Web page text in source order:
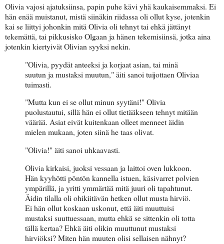
Olivia vajosi ajatuksiinsa, papin puhe kävi yhä kaukaisemmaksi. Ei
hän enää muistanut, mistä siinäkin riidassa oli ollut kyse, jotenkin
kai se liittyi johonkin mitä Olivia oli tehnyt tai ehkä jättänyt
tekemättä, tai pikkusisko Olgaan ja hänen tekemisiinsä, jotka aina
jotenkin kiertyivät Olivian syyksi nekin.
"Olivia, pyydät anteeksi ja korjaat asian, tai minä
suutun ja mustaksi muutun," äiti sanoi tuijottaen Oliviaa
tuimasti.
"Mutta kun ei se ollut minun syytäni!" Olivia
puolustautui, sillä hän ei ollut tietääkseen tehnyt mitään
väärää. Asiat eivät kuitenkaan olleet menneet äidin
mielen mukaan, joten siinä he taas olivat.
"Olivia!" äiti sanoi uhkaavasti.
Olivia kirkaisi, juoksi vessaan ja laittoi oven lukkoon.
Hän kyyhötti pöntön kannella istuen, käsivarret polvien
ympärillä, ja yritti ymmärtää mitä juuri oli tapahtunut.
Äidin tilalla oli ohikiitävän hetken ollut musta hirviö.
Ei hän ollut koskaan uskonut, että äiti muuttuisi
mustaksi suuttuessaan, mutta ehkä se sittenkin oli totta
tällä kertaa? Ehkä äiti olikin muuttunut mustaksi
hirviöksi? Miten hän muuten olisi sellaisen nähnyt?